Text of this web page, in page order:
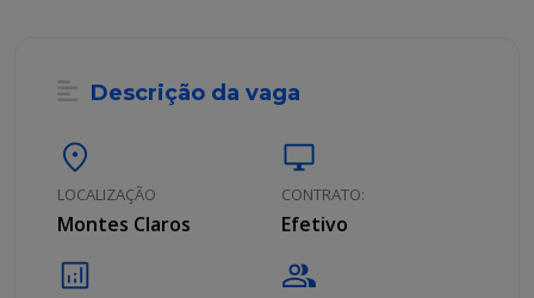
Descrição da vaga
location_on
LOCALIZAÇÃO
Montes Claros
desktop_windows
CONTRATO:
Efetivo
analytics group